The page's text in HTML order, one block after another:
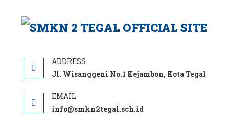
Jl. Wisanggeni No.1 Kejambon, Kota Tegal
info@smkn2tegal.sch.id